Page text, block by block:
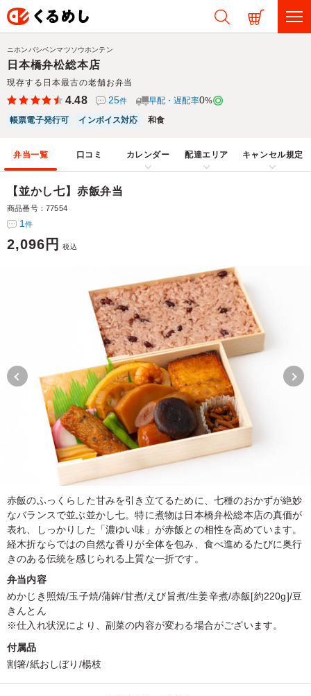
日本橋弁松総本店
現存する日本最古の老舗お弁当
ニホンバシベンマツソウホンテン
4.48 25件 早配・遅配率0%
帳票電子発行可
インボイス対応 和食
弁当一覧 口コミ カレンダー 配達エリア キャンセル規定
【並かし七】赤飯弁当
商品番号：77554
1件
2,096円 税込
赤飯のふっくらした甘みを引き立てるために、七種のおかずが絶妙
なバランスで並ぶ並かし七。特に煮物は日本橋弁松総本店の真価が
表れ、しっかりした「濃ゆい味」が赤飯との相性を高めています。
経木折ならではの自然な香りが全体を包み、食べ進めるたびに奥行
きのある伝統を感じられる上質な一折です。
弁当内容
めかじき照焼/玉子焼/蒲鉾/甘煮/えび旨煮/生姜辛煮/赤飯[約220g]/豆
きんとん
※仕入れ状況により、副菜の内容が変わる場合がございます。
付属品
割箸/紙おしぼり/楊枝